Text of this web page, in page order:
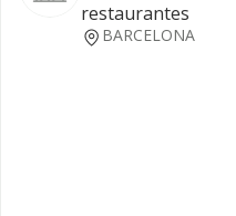
restaurantes
BARCELONA